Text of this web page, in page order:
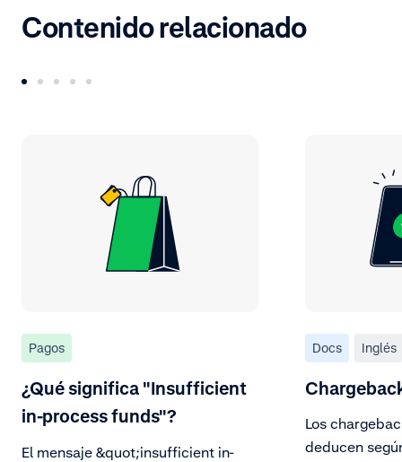
Contenido relacionado
Pagos
¿Qué significa "Insufficient
in-process funds"?
El mensaje &quot;insufficient in-
Docs Inglés
Los
deducen